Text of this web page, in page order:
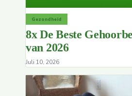
Gezondheid
8x De Beste
van 2026
Juli 10, 2026